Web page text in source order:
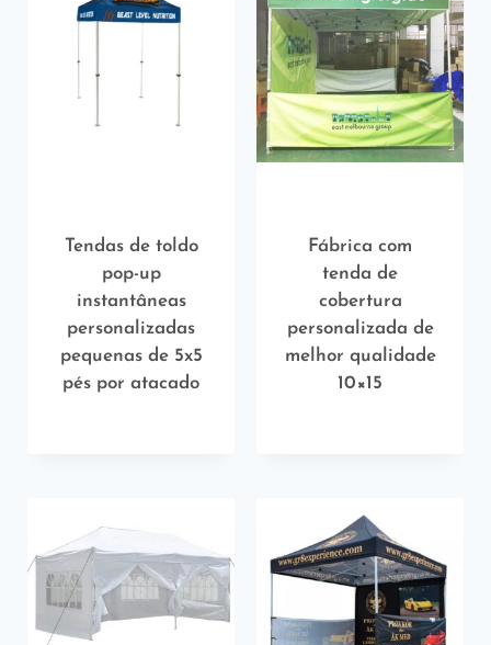
Tendas de toldo
pop-up
instantâneas
personalizadas
pequenas de 5x5
pés por atacado
Fábrica com
tenda de
cobertura
personalizada de
melhor qualidade
10×15